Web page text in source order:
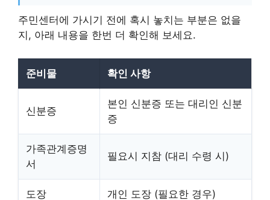
주민센터에 가시기 전에 혹시 놓치는 부분은 없을
지, 아래 내용을 한번 더 확인해 보세요.
준비물 확인 사항
신분증
본인 신분증 또는 대리인 신분
증
가족관계증명
서
필요시 지참 (대리 수령 시)
도장 개인 도장 (필요한 경우)